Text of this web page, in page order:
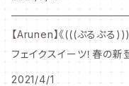
【Arunen】《(((ぷるぷる
フェイクスイーツ！春の新
2021/4/1